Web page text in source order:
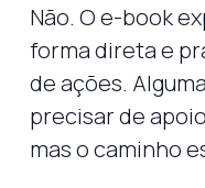
Não. O e-book
forma direta e
de ações.
precisar de
mas o caminho